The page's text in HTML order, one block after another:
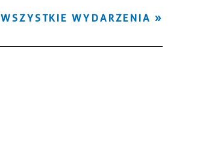
Miejsce
WSZYSTKIE WYDARZENIA